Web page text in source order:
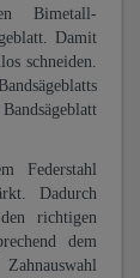
Bimetall-
Damit
schneiden.
Federstahl
Dadurch
richtigen
dem